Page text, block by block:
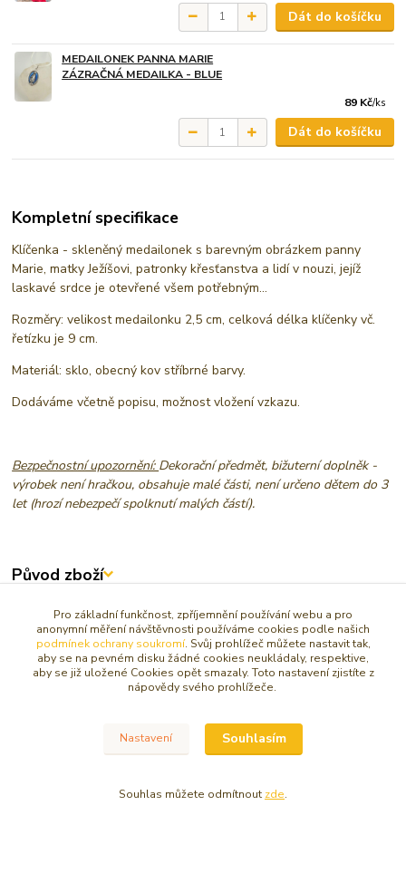
Dát do košíčku
MEDAILONEK PANNA MARIE
ZÁZRAČNÁ MEDAILKA - BLUE
89 Kč/ks
Dát do košíčku
Kompletní specifikace
Klíčenka - skleněný medailonek s barevným obrázkem panny
Marie, matky Ježíšovi, patronky křesťanstva a lidí v nouzi, jejíž
laskavé srdce je otevřené všem potřebným...
Rozměry: velikost medailonku 2,5 cm, celková délka klíčenky vč.
řetízku je 9 cm.
Materiál: sklo, obecný kov stříbrné barvy.
Dodáváme včetně popisu, možnost vložení vzkazu.
Bezpečnostní upozornění: Dekorační předmět, bižuterní doplněk -
výrobek není hračkou, obsahuje malé části, není určeno dětem do 3
let (hrozí nebezpečí spolknutí malých částí).
Původ zboží
Zboží zařazeno v kategoriích
DUCHOVNOST / VÍRA / INTUICE
AMULETY, TALISMANY
KLÍČENKY, ZRCÁTKA, MAGNETY
Pro základní funkčnost, zpříjemnění používání webu a pro
anonymní měření návštěvnosti používáme cookies podle našich
podmínek ochrany soukromí. Svůj prohlížeč můžete nastavit tak,
aby se na pevném disku žádné cookies neukládaly, respektive,
aby se již uložené Cookies opět smazaly. Toto nastavení zjistíte z
nápovědy svého prohlížeče.
Nastavení Souhlasím
Souhlas můžete odmítnout zde.